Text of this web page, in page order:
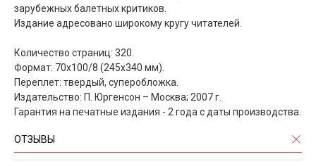
зарубежных балетных критиков.
Издание адресовано широкому кругу читателей.
Количество страниц: 320.
Формат: 70x100/8 (245x340 мм).
Переплет: твердый, суперобложка.
Издательство: П. Юргенсон – Москва; 2007 г.
Гарантия на печатные издания - 2 года с даты производства.
ОТЗЫВЫ